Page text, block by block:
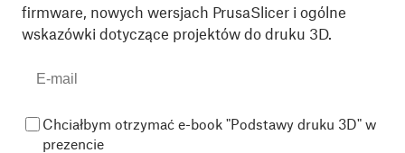
firmware, nowych wersjach PrusaSlicer i ogólne
wskazówki dotyczące projektów do druku 3D.
Chciałbym otrzymać e-book "Podstawy druku 3D" w
prezencie